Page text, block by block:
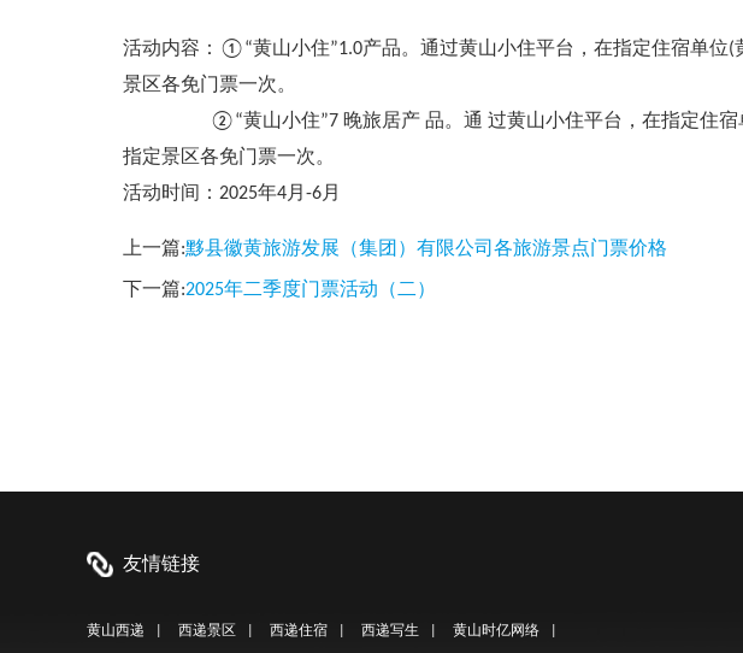
活动内容：①“黄山小住”1.0产品。通过黄山小住平台，在指定住宿单位
景区各免门票一次。
②“黄山小住”7 晚旅居产 品。通 过黄山小住平台，在指定住宿单
指定景区各免门票一次。
活动时间：2025年4月-6月
上一篇:黟县徽黄旅游发展（集团）有限公司各旅游景点门票价格
下一篇:2025年二季度门票活动（二）